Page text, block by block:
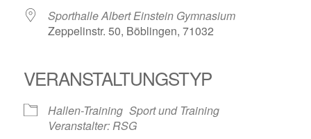
Sporthalle Albert Einstein Gymnasium
Zeppelinstr. 50, Böblingen, 71032
VERANSTALTUNGSTYP
Hallen-Training Sport und Training
Veranstalter: RSG